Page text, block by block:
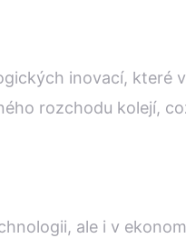
inovací,
rozchodu kolejí,
ale i v